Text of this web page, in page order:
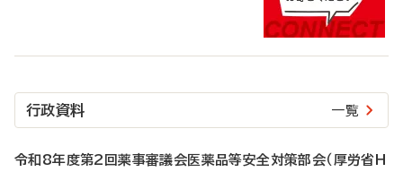
行政資料 一覧
令和8年度第2回薬事審議会医薬品等安全対策部会（厚労省H